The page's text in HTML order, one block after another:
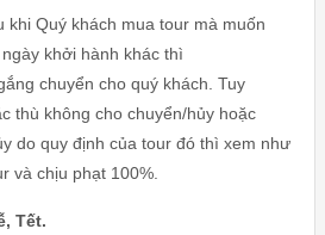
khi Quý khách mua tour mà muốn
khởi hành khác thì
chuyển cho quý khách. Tuy
thù không cho chuyển/hủy hoặc
do quy định của tour đó thì xem như
và chịu phạt 100%.
Tết.